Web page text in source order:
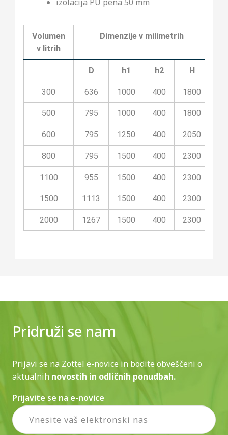
Volumen
v litrih
Dimenzije v milimetrih
D h1 h2 H
300 636 1000 400 1800
500 795 1000 400 1800
600 795 1250 400 2050
800 795 1500 400 2300
1100 955 1500 400 2300
1500 1113 1500 400 2300
2000 1267 1500 400 2300
Pridruži se nam
Prijavi se na Zottel e-novice in bodite obveščeni o
aktualnih novostih in odličnih ponudbah.
Prijavite se na e-novice